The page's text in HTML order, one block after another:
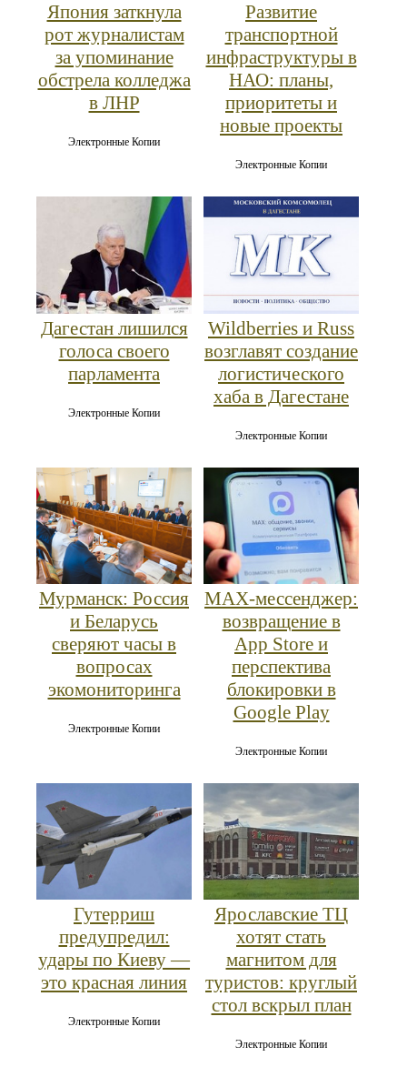
Япония заткнула
рот журналистам
за упоминание
обстрела колледжа
в ЛНР
Электронные Копии
Развитие
транспортной
инфраструктуры в
НАО: планы,
приоритеты и
новые проекты
Электронные Копии
Дагестан лишился
голоса своего
парламента
Электронные Копии
Wildberries и Russ
возглавят создание
логистического
хаба в Дагестане
Электронные Копии
Мурманск: Россия
и Беларусь
сверяют часы в
вопросах
экомониторинга
Электронные Копии
MAX‑мессенджер:
возвращение в
App Store и
перспектива
блокировки в
Google Play
Электронные Копии
Гутерриш
предупредил:
удары по Киеву —
это красная линия
Электронные Копии
Ярославские ТЦ
хотят стать
магнитом для
туристов: круглый
стол вскрыл план
Электронные Копии